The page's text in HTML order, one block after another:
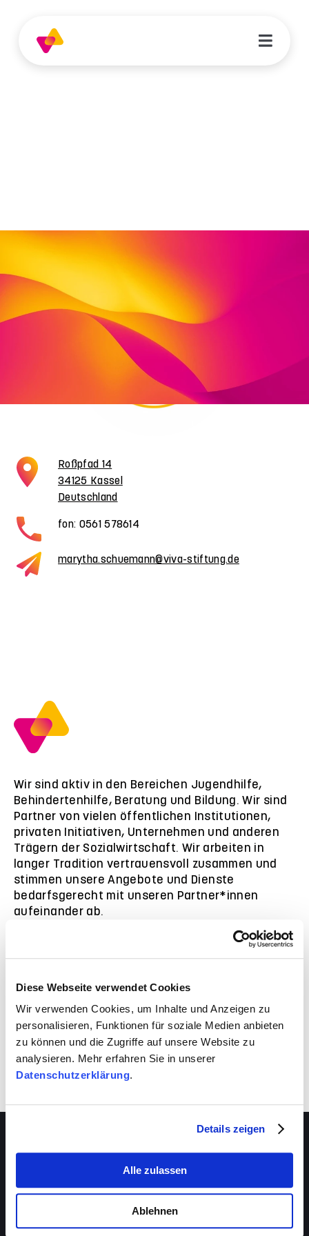
Diese Webseite verwendet Cookies
Wir verwenden Cookies, um Inhalte und Anzeigen zu
personalisieren, Funktionen für soziale Medien anbieten
zu können und die Zugriffe auf unsere Website zu
analysieren. Mehr erfahren Sie in unserer
Datenschutzerklärung.
Details zeigen
Alle zulassen
Ablehnen
Roßpfad 14
34125 Kassel
Deutschland
fon: 0561 578614
marytha.schuemann@viva-stiftung.de
Wir sind aktiv in den Bereichen Jugendhilfe,
Behindertenhilfe, Beratung und Bildung. Wir sind
Partner von vielen öffentlichen Institutionen,
privaten Initiativen, Unternehmen und anderen
Trägern der Sozialwirtschaft. Wir arbeiten in
langer Tradition vertrauensvoll zusammen und
stimmen unsere Angebote und Dienste
bedarfsgerecht mit unseren Partner*innen
aufeinander ab.
VIVA schafft auch für dich Entwicklungsräume.
Nutze sie!
Über VIVA
Die Stiftung